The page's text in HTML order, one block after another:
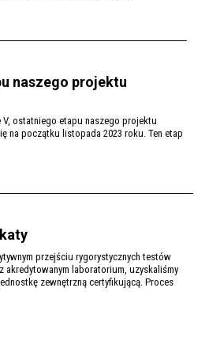
naszego projektu
V, ostatniego etapu naszego projektu
na początku listopada 2023 roku. Ten etap
przejściu rygorystycznych testów
akredytowanym laboratorium, uzyskaliśmy
zewnętrzną certyfikującą. Proces